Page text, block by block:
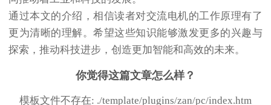
通过本文的介绍，相信读者对交流电机的工作原理有了
更为清晰的理解。希望这些知识能够激发更多的兴趣与
探索，推动科技进步，创造更加智能和高效的未来。
你觉得这篇文章怎么样？
模板文件不存在: ./template/plugins/zan/pc/index.htm